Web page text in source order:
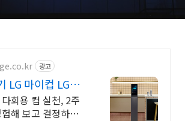
광고
LG 마이컵 LG마
신청
회용 컵 실천, 2주
해 보고 결정하세